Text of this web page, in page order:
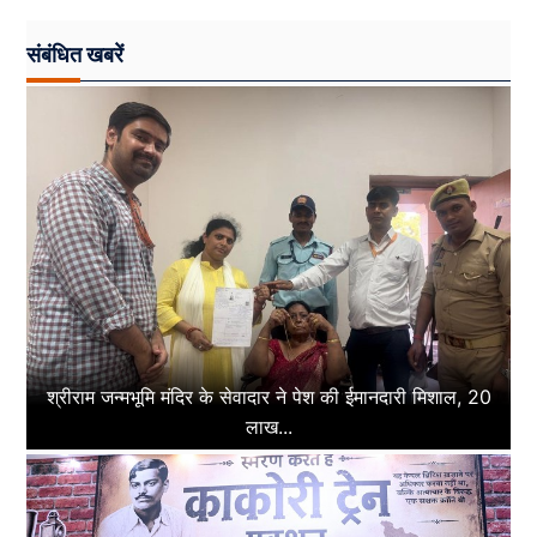
संबंधित खबरें
श्रीराम जन्मभूमि मंदिर के सेवादार ने पेश की ईमानदारी मिशाल, 20
लाख...